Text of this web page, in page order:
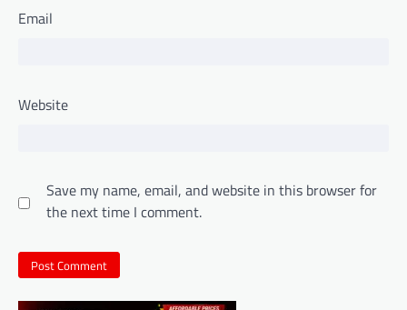
Email
Website
Save my name, email, and website in this browser for
the next time I comment.